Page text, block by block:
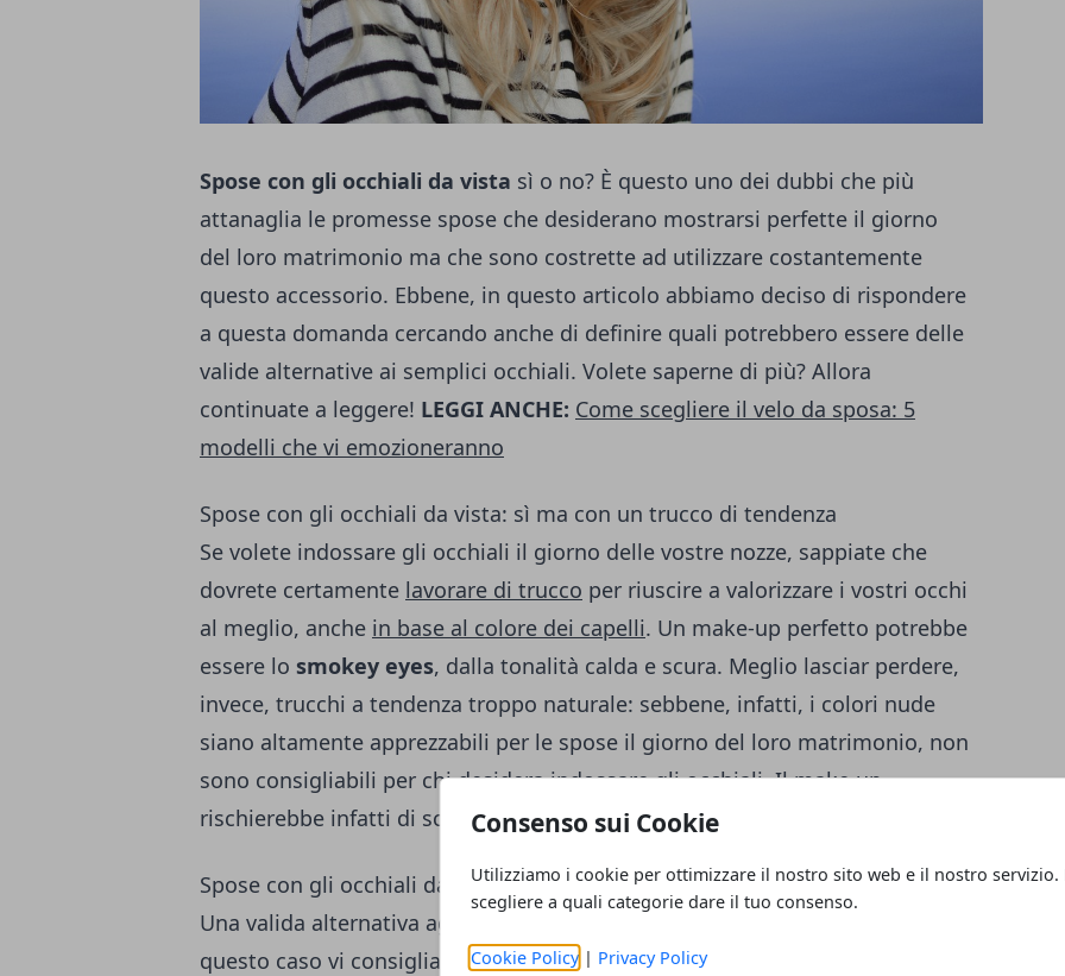
Consenso sui Cookie
Utilizziamo i cookie per ottimizzare il nostro sito web e il nostro servizio.
scegliere a quali categorie dare il tuo consenso.
Cookie Policy| Privacy Policy
Spose con gli occhiali da vista sì o no? È questo uno dei dubbi che più
attanaglia le promesse spose che desiderano mostrarsi perfette il giorno
del loro matrimonio ma che sono costrette ad utilizzare costantemente
questo accessorio. Ebbene, in questo articolo abbiamo deciso di rispondere
a questa domanda cercando anche di definire quali potrebbero essere delle
valide alternative ai semplici occhiali. Volete saperne di più? Allora
continuate a leggere! LEGGI ANCHE: Come scegliere il velo da sposa: 5
modelli che vi emozioneranno
Spose con gli occhiali da vista: sì ma con un trucco di tendenza
Se volete indossare gli occhiali il giorno delle vostre nozze, sappiate che
dovrete certamente lavorare di trucco per riuscire a valorizzare i vostri occhi
al meglio, anche in base al colore dei capelli. Un make-up perfetto potrebbe
essere lo smokey eyes, dalla tonalità calda e scura. Meglio lasciar perdere,
invece, trucchi a tendenza troppo naturale: sebbene, infatti, i colori nude
siano altamente apprezzabili per le spose il giorno del loro matrimonio, non
sono consigliabili per chi desidera indossare gli occhiali. Il make up
rischierebbe infatti di scomparire dietro le lenti e la montatura.
Spose con gli occhiali da vista: no se usate le lenti
Una valida alternativa agli occhiali sono senza dubbio le
questo caso vi consigliamo di fare delle prove prima e di utilizzarle